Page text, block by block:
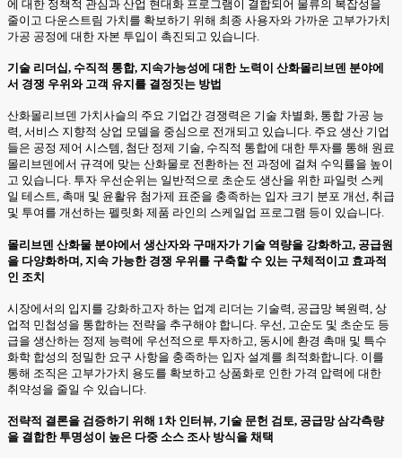
에 대한 정책적 관심과 산업 현대화 프로그램이 결합되어 물류의 복잡성을
줄이고 다운스트림 가치를 확보하기 위해 최종 사용자와 가까운 고부가가치
가공 공정에 대한 자본 투입이 촉진되고 있습니다.
기술 리더십, 수직적 통합, 지속가능성에 대한 노력이 산화몰리브덴 분야에
서 경쟁 우위와 고객 유지를 결정짓는 방법
산화몰리브덴 가치사슬의 주요 기업간 경쟁력은 기술 차별화, 통합 가공 능
력, 서비스 지향적 상업 모델을 중심으로 전개되고 있습니다. 주요 생산 기업
들은 공정 제어 시스템, 첨단 정제 기술, 수직적 통합에 대한 투자를 통해 원료
몰리브덴에서 규격에 맞는 산화물로 전환하는 전 과정에 걸쳐 수익률을 높이
고 있습니다. 투자 우선순위는 일반적으로 초순도 생산을 위한 파일럿 스케
일 테스트, 촉매 및 윤활유 첨가제 표준을 충족하는 입자 크기 분포 개선, 취급
및 투여를 개선하는 펠릿화 제품 라인의 스케일업 프로그램 등이 있습니다.
몰리브덴 산화물 분야에서 생산자와 구매자가 기술 역량을 강화하고, 공급원
을 다양화하며, 지속 가능한 경쟁 우위를 구축할 수 있는 구체적이고 효과적
인 조치
시장에서의 입지를 강화하고자 하는 업계 리더는 기술력, 공급망 복원력, 상
업적 민첩성을 통합하는 전략을 추구해야 합니다. 우선, 고순도 및 초순도 등
급을 생산하는 정제 능력에 우선적으로 투자하고, 동시에 환경 촉매 및 특수
화학 합성의 정밀한 요구 사항을 충족하는 입자 설계를 최적화합니다. 이를
통해 조직은 고부가가치 용도를 확보하고 상품화로 인한 가격 압력에 대한
취약성을 줄일 수 있습니다.
전략적 결론을 검증하기 위해 1차 인터뷰, 기술 문헌 검토, 공급망 삼각측량
을 결합한 투명성이 높은 다중 소스 조사 방식을 채택